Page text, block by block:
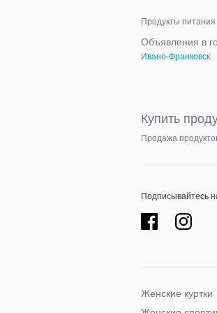
Продукты питания
Объявления в
Ивано-Франковск
Купить
Продажа
Подписывайтесь
Женские куртки